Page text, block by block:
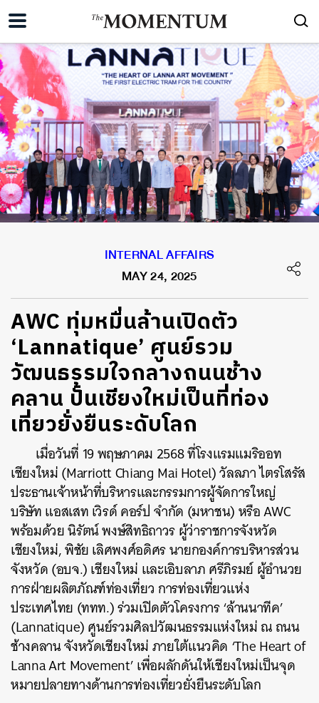
INTERNAL AFFAIRS
MAY 24, 2025
AWC ทุ่มหมื่นล้านเปิดตัว
‘Lannatique’ ศูนย์รวม
วัฒนธรรมใจกลางถนนช้าง
คลาน ปั้นเชียงใหม่เป็นที่ท่อง
เที่ยวยั่งยืนระดับโลก
เมื่อวันที่ 19 พฤษภาคม 2568 ที่โรงแรมแมริออท
เชียงใหม่ (Marriott Chiang Mai Hotel) วัลลภา ไตรโสรัส
ประธานเจ้าหน้าที่บริหารและกรรมการผู้จัดการใหญ่
บริษัท แอสเสท เวิรด์ คอร์ป จํากัด (มหาชน) หรือ AWC
พร้อมด้วย นิรัตน์ พงษ์สิทธิถาวร ผู้ว่าราชการจังหวัด
เชียงใหม่, พิชัย เลิศพงศ์อดิศร นายกองค์การบริหารส่วน
จังหวัด (อบจ.) เชียงใหม่ และเอิบลาภ ศรีภิรมย์ ผู้อำนวย
การฝ่ายผลิตภัณฑ์ท่องเที่ยว การท่องเที่ยวแห่ง
ประเทศไทย (ททท.) ร่วมเปิดตัวโครงการ ‘ล้านนาทีค’
(Lannatique) ศูนย์รวมศิลปวัฒนธรรมแห่งใหม่ ณ ถนน
ช้างคลาน จังหวัดเชียงใหม่ ภายใต้แนวคิด ‘The Heart of
Lanna Art Movement’ เพื่อผลักดันให้เชียงใหม่เป็นจุด
หมายปลายทางด้านการท่องเที่ยวยั่งยืนระดับโลก